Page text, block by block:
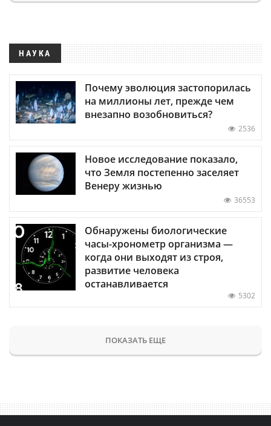
НАУКА
Почему эволюция застопорилась
на миллионы лет, прежде чем
внезапно возобновиться?
2536
Новое исследование показало,
что Земля постепенно заселяет
Венеру жизнью
36553
Обнаружены биологические
часы-хронометр организма —
когда они выходят из строя,
развитие человека
останавливается
5302
ПОКАЗАТЬ ЕЩЕ